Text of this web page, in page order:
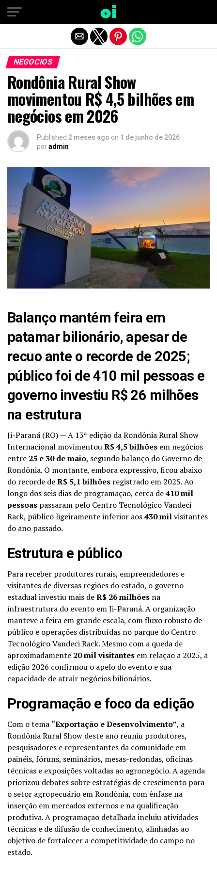
NEGOCIOS
Rondônia Rural Show
movimentou R$ 4,5 bilhões em
negócios em 2026
Published 2 meses ago on 1 de junho de 2026
poradmin
Balanço mantém feira em
patamar bilionário, apesar de
recuo ante o recorde de 2025;
público foi de 410 mil pessoas e
governo investiu R$ 26 milhões
na estrutura
Ji-Paraná (RO) — A 13ª edição da Rondônia Rural Show
Internacional movimentouR$ 4,5 bilhões em negócios
entre 25 e 30 de maio, segundo balanço do Governo de
Rondônia. O montante, embora expressivo, ficou abaixo
do recorde deR$ 5,1 bilhões registrado em 2025. Ao
longo dos seis dias de programação, cerca de410 mil
pessoas passaram pelo Centro Tecnológico Vandeci
Rack, público ligeiramente inferior aos430 milvisitantes
do ano passado.
Estrutura e público
Para receber produtores rurais, empreendedores e
visitantes de diversas regiões do estado, o governo
estadual investiu mais deR$ 26 milhões na
infraestrutura do evento em Ji-Paraná. A organização
manteve a feira em grande escala, com fluxo robusto de
público e operações distribuídas no parque do Centro
Tecnológico Vandeci Rack. Mesmo com a queda de
aproximadamente 20 mil visitantes em relação a 2025, a
edição 2026 confirmou o apelo do evento e sua
capacidade de atrair negócios bilionários.
Programação e foco da edição
Com o tema “Exportação e Desenvolvimento”, a
Rondônia Rural Show deste ano reuniu produtores,
pesquisadores e representantes da comunidade em
painéis, fóruns, seminários, mesas-redondas, oficinas
técnicas e exposições voltadas ao agronegócio. A agenda
priorizou debates sobre estratégias de crescimento para
o setor agropecuário em Rondônia, com ênfase na
inserção em mercados externos e na qualificação
produtiva. A programação detalhada incluiu atividades
técnicas e de difusão de conhecimento, alinhadas ao
objetivo de fortalecer a competitividade do campo no
estado.
Sair da versão mobile